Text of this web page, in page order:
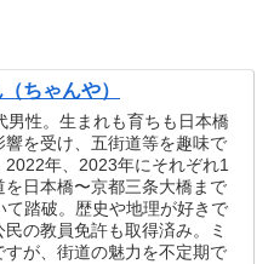
ちゃんや）
男性。生まれも育ちも日本橋
響を受け、五街道等を趣味で
2022年、2023年にそれぞれ1
を日本橋〜京都三条大橋まで
て踏破。歴史や地理が好きで
の教員免許も取得済み。ミ
すが、街道の魅力を不定期で